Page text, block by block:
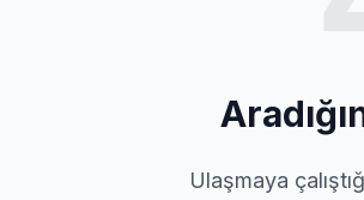
Ulaşmaya